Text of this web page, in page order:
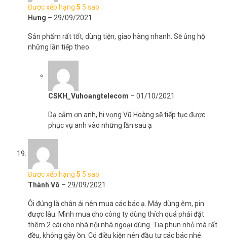
Được xếp hạng 5 5 sao
Hưng – 29/09/2021
Sản phẩm rất tốt, dùng tiện, giao hàng nhanh. Sẽ ủng hộ
những lần tiếp theo
CSKH_Vuhoangtelecom – 01/10/2021
Dạ cảm ơn anh, hi vọng Vũ Hoàng sẽ tiếp tục được
phục vụ anh vào những lần sau ạ
Được xếp hạng 5 5 sao
Thành Võ – 29/09/2021
Ôi đúng là chân ái nên mua các bác ạ. Máy dùng êm, pin
được lâu. Mình mua cho công ty dùng thích quá phải đặt
thêm 2 cái cho nhà nội nhà ngoại dùng. Tia phun nhỏ mà rất
đều, không gây ồn. Có điều kiện nên đầu tư các bác nhé.